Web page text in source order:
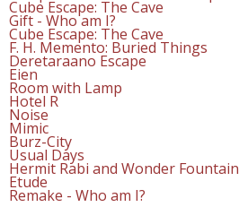
Cube Escape: The Cave
Gift - Who am I?
Cube Escape: The Cave
F. H. Memento: Buried Things
Deretaraano Escape
Eien
Room with Lamp
Hotel R
Noise
Mimic
Burz-City
Usual Days
Hermit Rabi and Wonder Fountain
Etude
Remake - Who am I?